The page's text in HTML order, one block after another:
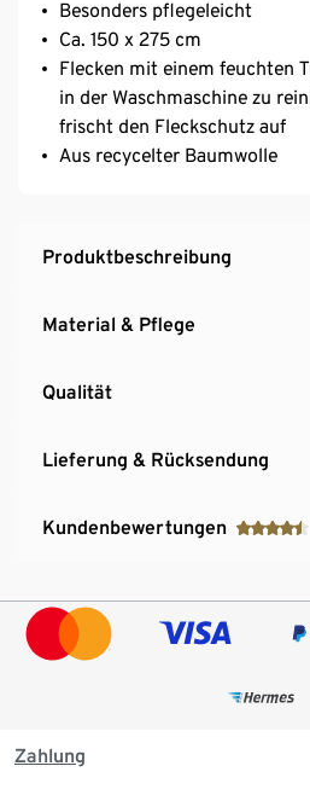
Besonders pflegeleicht
Ca. 150 x 275 cm
Flecken mit einem feuchten
in der Waschmaschine zu
frischt den Fleckschutz auf
Aus recycelter Baumwolle
Produktbeschreibung
Material & Pflege
Qualität
Lieferung & Rücksendung
Kundenbewertungen
Zahlung